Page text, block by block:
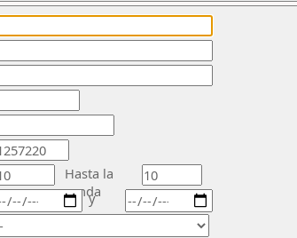
Hasta la
ronda
y